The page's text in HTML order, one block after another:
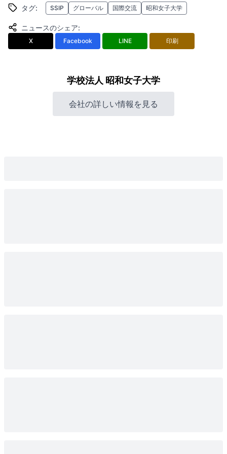
タグ: SSIP グローバル 国際交流 昭和女子大学
ニュースのシェア:
X Facebook LINE 印刷
学校法人 昭和女子大学
会社の詳しい情報を見る